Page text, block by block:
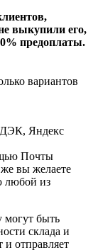
выкупили его,
предоплаты.
вариантов
Яндекс
Почты
вы желаете
любой из
могут быть
склада и
и отправляет